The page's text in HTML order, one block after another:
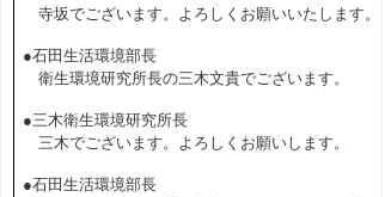
寺坂でございます。よろしくお願いいたします。
●石田生活環境部長
衛生環境研究所長の三木文貴でございます。
●三木衛生環境研究所長
三木でございます。よろしくお願いします。
●石田生活環境部長